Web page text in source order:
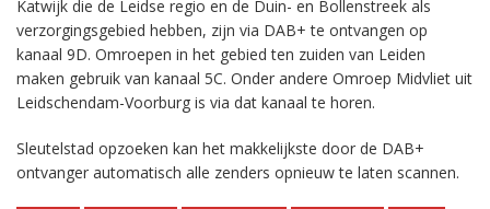
Katwijk die de Leidse regio en de Duin- en Bollenstreek als
verzorgingsgebied hebben, zijn via DAB+ te ontvangen op
kanaal 9D. Omroepen in het gebied ten zuiden van Leiden
maken gebruik van kanaal 5C. Onder andere Omroep Midvliet uit
Leidschendam-Voorburg is via dat kanaal te horen.
Sleutelstad opzoeken kan het makkelijkste door de DAB+
ontvanger automatisch alle zenders opnieuw te laten scannen.